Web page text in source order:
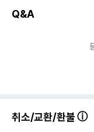
Q&A
취소/교환/환불